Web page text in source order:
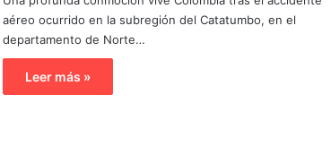
aéreo ocurrido en la subregión del Catatumbo, en el
departamento de Norte…
Leer más »